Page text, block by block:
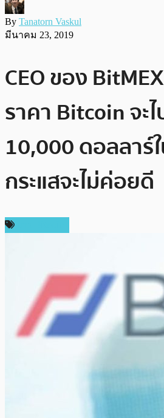
By Tanatorn Vaskul
มีนาคม 23, 2019
CEO ของ
ราคา Bitcoin จะไ
10,000 ดอลลาร์
กระแสจะไม่ค่อยดี